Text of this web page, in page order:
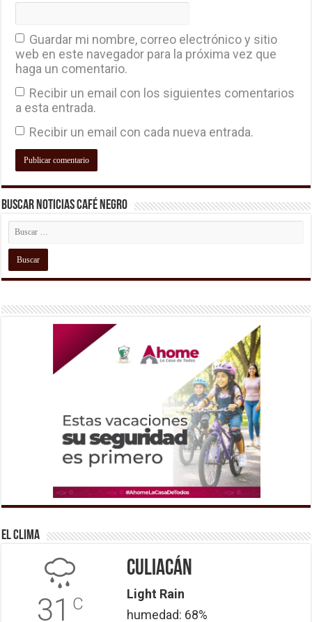
Guardar mi nombre, correo electrónico y sitio
web en este navegador para la próxima vez que
haga un comentario.
Recibir un email con los siguientes comentarios
a esta entrada.
Recibir un email con cada nueva entrada.
Buscar Noticias Café Negro
El Clima
31 C
Culiacán
Light Rain
humedad: 68%